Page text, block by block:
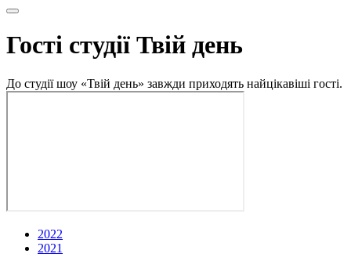
Гості студії Твій день
До студії шоу «Твій день» завжди приходять найцікавіші гості.
2022
2021